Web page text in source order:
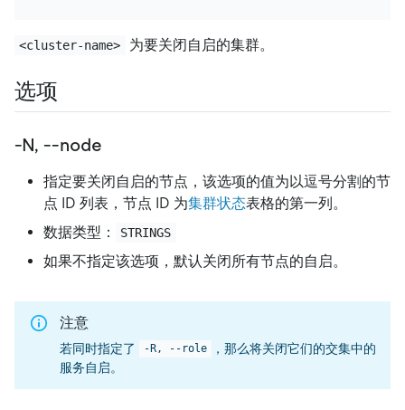
<cluster-name> 为要关闭自启的集群。
选项
-N, --node
指定要关闭自启的节点，该选项的值为以逗号分割的节
点 ID 列表，节点 ID 为集群状态表格的第一列。
数据类型：
STRINGS
如果不指定该选项，默认关闭所有节点的自启。
注意
若同时指定了 -R, --role
，那么将关闭它们的交集中的
服务自启。